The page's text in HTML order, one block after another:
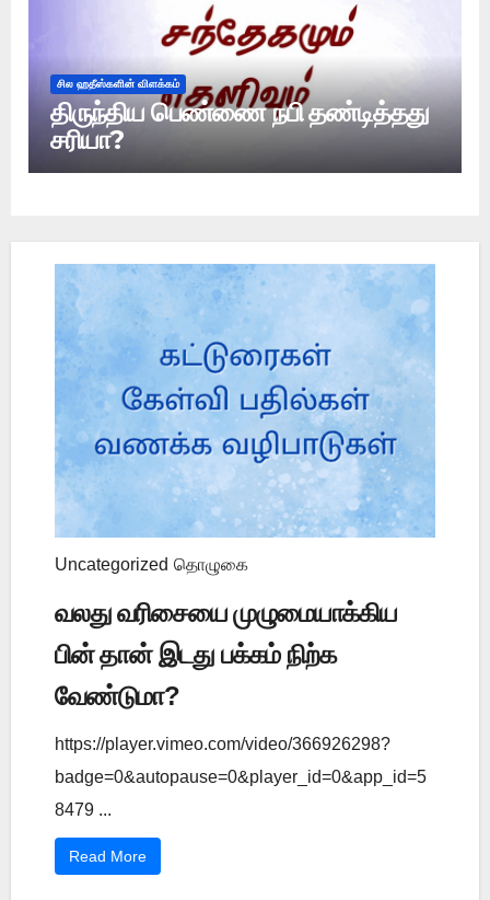
சில ஹதீஸ்களின் விளக்கம்
திருந்திய பெண்ணை நபி தண்டித்தது
சரியா?
Uncategorized தொழுகை
வலது வரிசையை முழுமையாக்கிய
பின் தான் இடது பக்கம் நிற்க
வேண்டுமா?
https://player.vimeo.com/video/366926298?
badge=0&autopause=0&player_id=0&app_id=5
8479 ...
Read More